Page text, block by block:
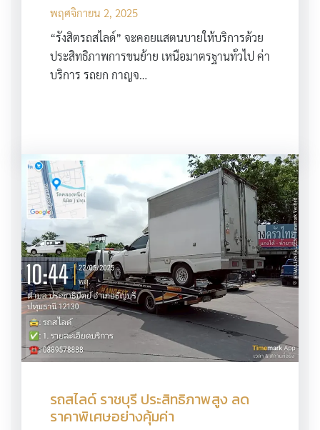
พฤศจิกายน 2, 2025
“รังสิตรถสไลด์” จะคอยแสตนบายให้บริการด้วย
ประสิทธิภาพการขนย้าย เหนือมาตรฐานทั่วไป ค่า
บริการ รถยก กาญจ…
รถสไลด์ ราชบุรี ประสิทธิภาพสูง ลด
ราคาพิเศษอย่างคุ้มค่า